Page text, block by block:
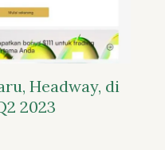
Headway, di
2023